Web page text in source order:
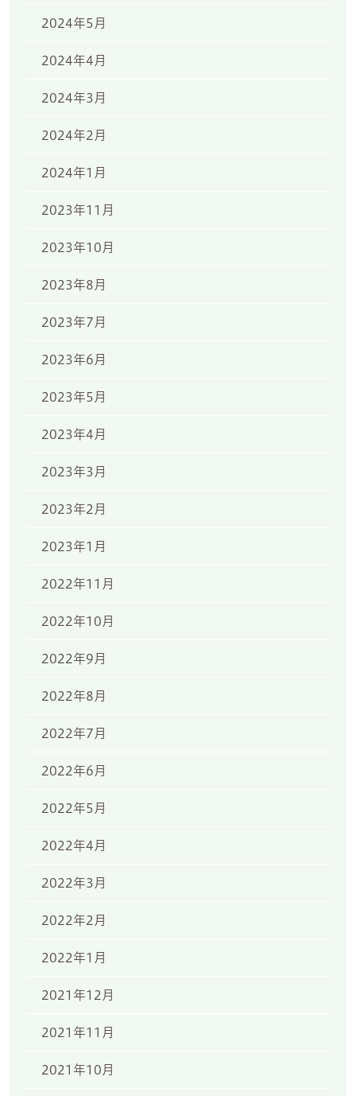
2024年5月
2024年4月
2024年3月
2024年2月
2024年1月
2023年11月
2023年10月
2023年8月
2023年7月
2023年6月
2023年5月
2023年4月
2023年3月
2023年2月
2023年1月
2022年11月
2022年10月
2022年9月
2022年8月
2022年7月
2022年6月
2022年5月
2022年4月
2022年3月
2022年2月
2022年1月
2021年12月
2021年11月
2021年10月